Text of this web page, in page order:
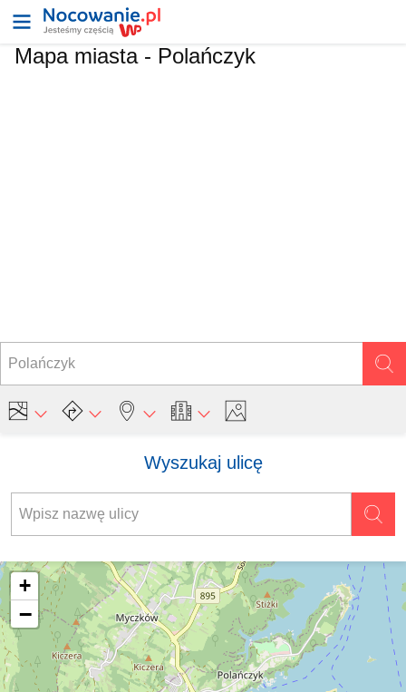
Mapa miasta - Polańczyk
Wyszukaj ulicę
+
−